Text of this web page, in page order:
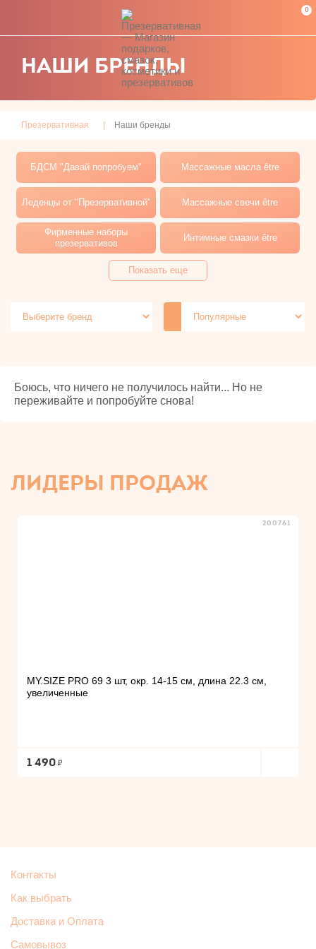
0
НАШИ БРЕНДЫ
Презервативная Наши бренды
БДСМ "Давай попробуем" Массажные масла être
Леденцы от "Презервативной" Массажные свечи être
Фирменные наборы
презервативов
Интимные смазки être
Показать еще
Боюсь, что ничего не получилось найти... Но не
переживайте и попробуйте снова!
ЛИДЕРЫ ПРОДАЖ
200761
MY.SIZE PRO 69 3 шт, окр. 14-15 см, длина 22.3 см,
увеличенные
1 490
Контакты
Как выбрать
Доставка и Оплата
Самовывоз